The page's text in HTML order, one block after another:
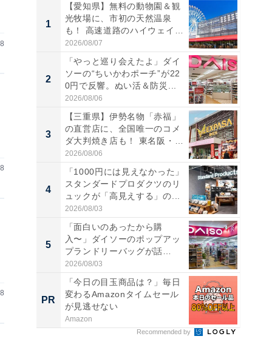
1
【愛知県】無料の動物園＆観
光牧場に、市初の天然温泉
も！ 高速道路のハイウェイオ
ア...
2026/08/07
2
「やっと巡り会えたよ」ダイ
ソーの“ちいかわポーチ”が22
0円で反響。ぬい活＆防災...
2026/08/06
3
【三重県】伊勢名物「赤福」
の直営店に、全国唯一のコメ
ダ大判焼き店も！ 東名阪・
伊...
2026/08/06
4
「1000円には見えなかった」
スタンダードプロダクツのリ
ュックが「高見えする」の...
2026/08/03
5
「面白いのあったから購
入〜」ダイソーのポップアッ
プランドリーバッグが話
題。“さま...
2026/08/03
PR
「今日の目玉商品は？」毎日
変わるAmazonタイムセール
が見逃せない
Amazon
Recommended by